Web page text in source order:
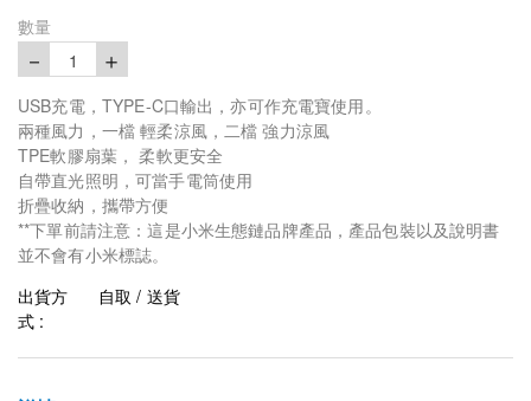
數量
－ 1 ＋
USB充電，TYPE-C口輸出，亦可作充電寶使用。
兩種風力，一檔 輕柔涼風，二檔 強力涼風
TPE軟膠扇葉， 柔軟更安全
自帶直光照明，可當手電筒使用
折疊收納，攜帶方便
**下單前請注意：這是小米生態鏈品牌產品，產品包裝以及說明書
並不會有小米標誌。
出貨方
式 :
自取 / 送貨